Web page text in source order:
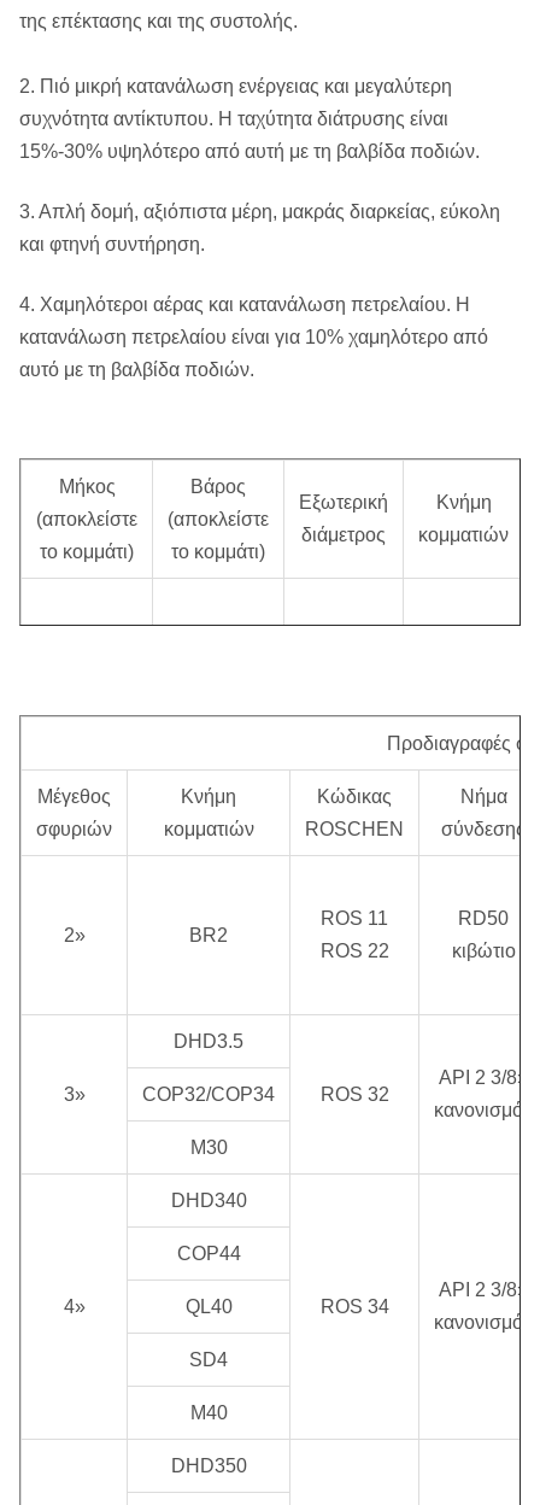
της επέκτασης και της συστολής.
2. Πιό μικρή κατανάλωση ενέργειας και μεγαλύτερη
συχνότητα αντίκτυπου. Η ταχύτητα διάτρυσης είναι
15%-30% υψηλότερο από αυτή με τη βαλβίδα ποδιών.
3. Απλή δομή, αξιόπιστα μέρη, μακράς διαρκείας, εύκολη
και φτηνή συντήρηση.
4. Χαμηλότεροι αέρας και κατανάλωση πετρελαίου. Η
κατανάλωση πετρελαίου είναι για 10% χαμηλότερο από
αυτό με τη βαλβίδα ποδιών.
Μήκος
(αποκλείστε
το κομμάτι)
Βάρος
(αποκλείστε
το κομμάτι)
Εξωτερική
διάμετρος
Κνήμη
κομματιών
Πίεση
εργασίας
Ποσοστό
αντίκτυπου
σε 0,5 MPA
Συνιστώμενη
περιστροφική ταχύτητα
1.0 ~ 2,5
28 Hz
20 ~ 35 περιστροφή/
λεπτό
Προδιαγραφές
Μέγεθος
σφυριών
Κνήμη
κομματιών
Κώδικας
ROSCHEN
Νήμα
σύνδεσης
2» BR2
ROS 11
ROS 22
RD50
κιβώτιο
3»
DHD3.5
ROS 32
API 2 3/8»
κανονισμός
COP32/COP34
M30
4»
DHD340
ROS 34
API 2 3/8»
κανονισμός
COP44
QL40
SD4
M40
DHD350